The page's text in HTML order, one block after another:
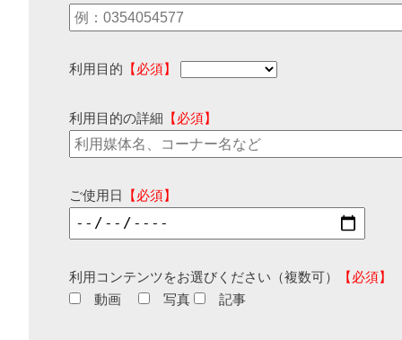
利用目的 【必須】
利用目的の詳細 【必須】
ご使用日 【必須】
利用コンテンツをお選びください（複数可）
【必須】
動画
写真 記事